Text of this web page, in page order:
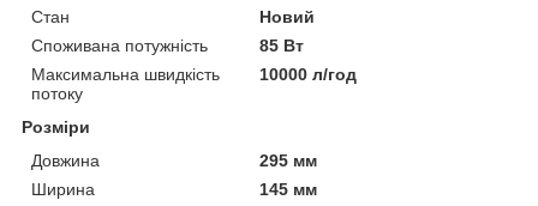
Стан
Новий
Споживана потужність
85 Вт
Максимальна швидкість
потоку
10000 л/год
Розміри
Довжина
295 мм
Ширина
145 мм